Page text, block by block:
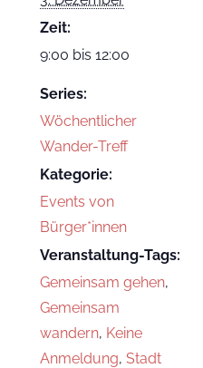
Zeit:
9:00 bis 12:00
Series:
Wöchentlicher
Wander-Treff
Kategorie:
Events von
Bürger*innen
Veranstaltung-Tags:
Gemeinsam gehen,
Gemeinsam
wandern, Keine
Anmeldung, Stadt